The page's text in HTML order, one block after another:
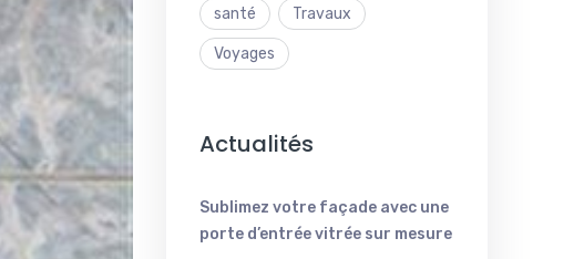
santé Travaux
Voyages
Actualités
Sublimez votre façade avec une
porte d’entrée vitrée sur mesure